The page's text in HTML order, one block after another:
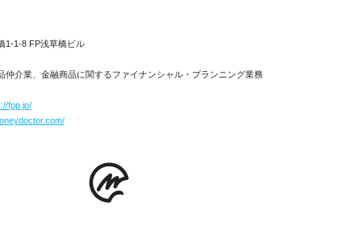
1-1-8 FP浅草橋ビル
仲介業、金融商品に関するファイナンシャル・プランニング業務
fpp.jp/